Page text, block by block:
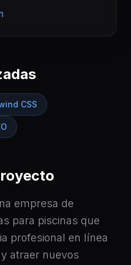
CSS
empresa de
para piscinas que
profesional en línea
atraer nuevos